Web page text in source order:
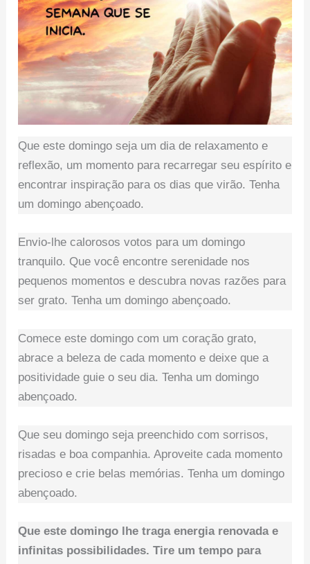
Que este domingo seja um dia de relaxamento e
reflexão, um momento para recarregar seu espírito e
encontrar inspiração para os dias que virão. Tenha
um domingo abençoado.
Envio-lhe calorosos votos para um domingo
tranquilo. Que você encontre serenidade nos
pequenos momentos e descubra novas razões para
ser grato. Tenha um domingo abençoado.
Comece este domingo com um coração grato,
abrace a beleza de cada momento e deixe que a
positividade guie o seu dia. Tenha um domingo
abençoado.
Que seu domingo seja preenchido com sorrisos,
risadas e boa companhia. Aproveite cada momento
precioso e crie belas memórias. Tenha um domingo
abençoado.
Que este domingo lhe traga energia renovada e
infinitas possibilidades. Tire um tempo para